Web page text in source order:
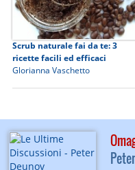
Scrub naturale fai da te: 3
ricette facili ed efficaci
Glorianna Vaschetto